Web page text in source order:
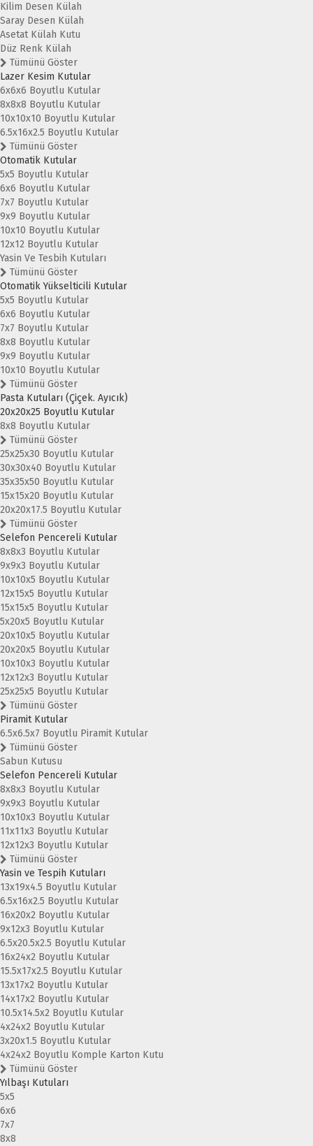
Kilim Desen Külah
Saray Desen Külah
Asetat Külah Kutu
Düz Renk Külah
Tümünü Göster
Lazer Kesim Kutular
6x6x6 Boyutlu Kutular
8x8x8 Boyutlu Kutular
10x10x10 Boyutlu Kutular
6.5x16x2.5 Boyutlu Kutular
Tümünü Göster
Otomatik Kutular
5x5 Boyutlu Kutular
6x6 Boyutlu Kutular
7x7 Boyutlu Kutular
9x9 Boyutlu Kutular
10x10 Boyutlu Kutular
12x12 Boyutlu Kutular
Yasin Ve Tesbih Kutuları
Tümünü Göster
Otomatik Yükselticili Kutular
5x5 Boyutlu Kutular
6x6 Boyutlu Kutular
7x7 Boyutlu Kutular
8x8 Boyutlu Kutular
9x9 Boyutlu Kutular
10x10 Boyutlu Kutular
Tümünü Göster
Pasta Kutuları (Çiçek. Ayıcık)
20x20x25 Boyutlu Kutular
8x8 Boyutlu Kutular
Tümünü Göster
25x25x30 Boyutlu Kutular
30x30x40 Boyutlu Kutular
35x35x50 Boyutlu Kutular
15x15x20 Boyutlu Kutular
20x20x17.5 Boyutlu Kutular
Tümünü Göster
Selefon Pencereli Kutular
8x8x3 Boyutlu Kutular
9x9x3 Boyutlu Kutular
10x10x5 Boyutlu Kutular
12x15x5 Boyutlu Kutular
15x15x5 Boyutlu Kutular
5x20x5 Boyutlu Kutular
20x10x5 Boyutlu Kutular
20x20x5 Boyutlu Kutular
10x10x3 Boyutlu Kutular
12x12x3 Boyutlu Kutular
25x25x5 Boyutlu Kutular
Tümünü Göster
Piramit Kutular
6.5x6.5x7 Boyutlu Piramit Kutular
Tümünü Göster
Sabun Kutusu
Selefon Pencereli Kutular
8x8x3 Boyutlu Kutular
9x9x3 Boyutlu Kutular
10x10x3 Boyutlu Kutular
11x11x3 Boyutlu Kutular
12x12x3 Boyutlu Kutular
Tümünü Göster
Yasin ve Tespih Kutuları
13x19x4.5 Boyutlu Kutular
6.5x16x2.5 Boyutlu Kutular
16x20x2 Boyutlu Kutular
9x12x3 Boyutlu Kutular
6.5x20.5x2.5 Boyutlu Kutular
16x24x2 Boyutlu Kutular
15.5x17x2.5 Boyutlu Kutular
13x17x2 Boyutlu Kutular
14x17x2 Boyutlu Kutular
10.5x14.5x2 Boyutlu Kutular
4x24x2 Boyutlu Kutular
3x20x1.5 Boyutlu Kutular
4x24x2 Boyutlu Komple Karton Kutu
Tümünü Göster
Yılbaşı Kutuları
5x5
6x6
7x7
8x8